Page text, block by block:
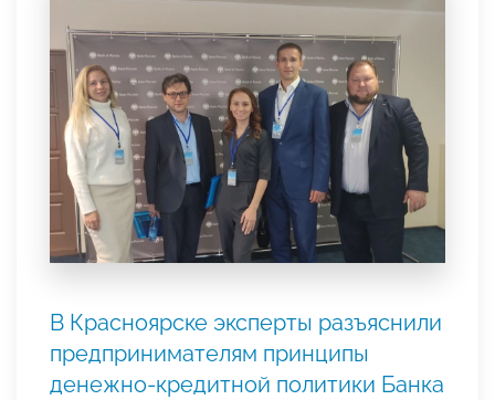
В Красноярске эксперты разъяснили
предпринимателям принципы
денежно-кредитной политики Банка